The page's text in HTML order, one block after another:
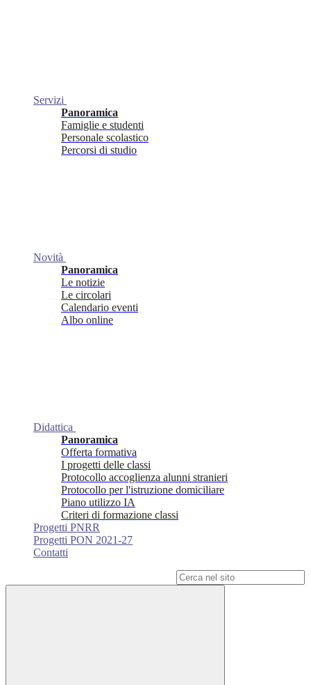
Servizi
Panoramica
Famiglie e studenti
Personale scolastico
Percorsi di studio
Novità
Panoramica
Le notizie
Le circolari
Calendario eventi
Albo online
Didattica
Panoramica
Offerta formativa
I progetti delle classi
Protocollo accoglienza alunni stranieri
Protocollo per l'istruzione domiciliare
Piano utilizzo IA
Criteri di formazione classi
Progetti PNRR
Progetti PON 2021-27
Contatti